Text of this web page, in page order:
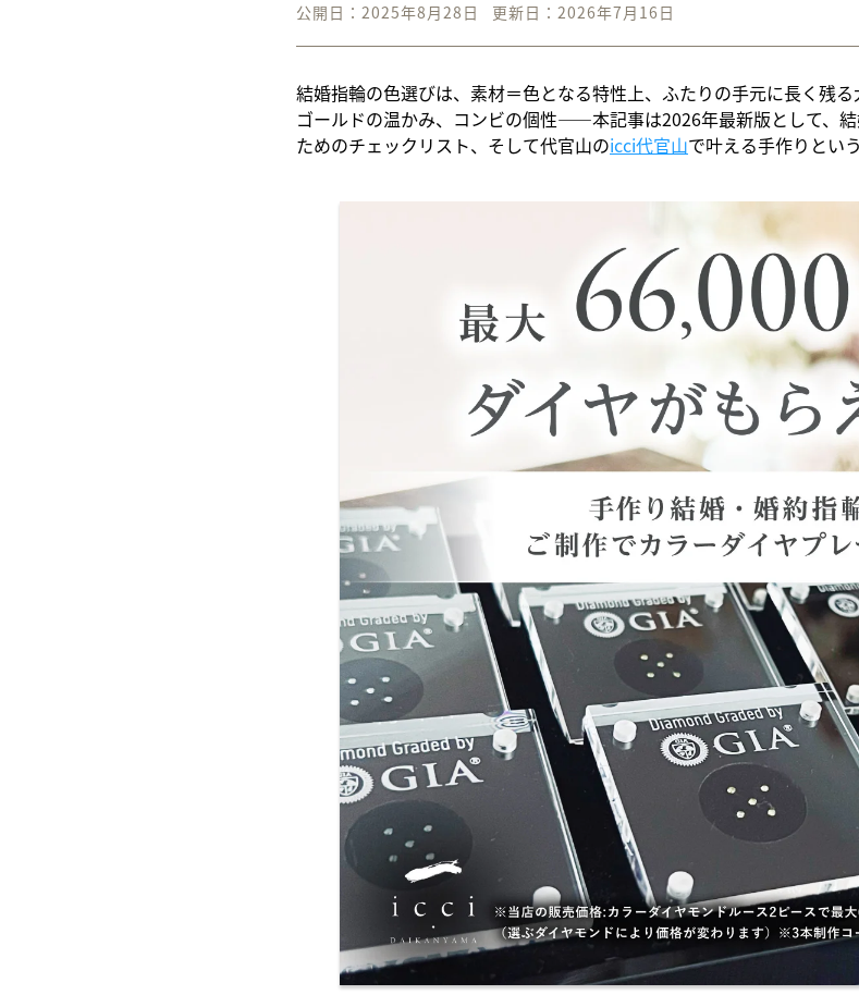
公開日：2025年8月28日 更新日：2026年7月16日
結婚指輪の色選びは、素材＝色となる特性上、ふたりの手元に長く残
ゴールドの温かみ、コンビの個性——本記事は2026年最新版として、
ためのチェックリスト、そして代官山のicci代官山で叶える手作りとい